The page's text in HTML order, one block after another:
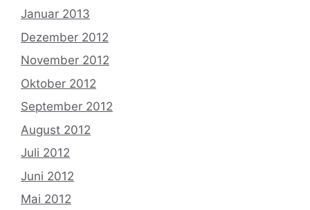
Januar 2013
Dezember 2012
November 2012
Oktober 2012
September 2012
August 2012
Juli 2012
Juni 2012
Mai 2012